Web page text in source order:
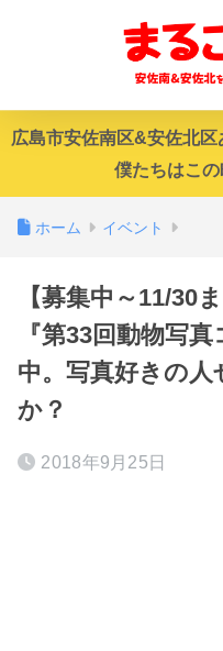
広島市安佐南区&安佐北区
僕たちはこの
ホーム イベント
【募集中～11/30
『第33回動物写
中。写真好きの
か？
2018年9月25日